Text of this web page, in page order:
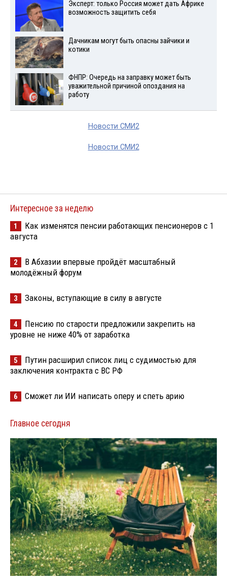
Эксперт: только Россия может дать Африке
возможность защитить себя
Дачникам могут быть опасны зайчики и
котики
ФНПР: Очередь на заправку может быть
уважительной причиной опоздания на
работу
Новости СМИ2
Новости СМИ2
Интересное за неделю
1
Как изменятся пенсии работающих пенсионеров с 1
августа
2
В Абхазии впервые пройдёт масштабный
молодёжный форум
3 Законы, вступающие в силу в августе
4
Пенсию по старости предложили закрепить на
уровне не ниже 40% от заработка
5
Путин расширил список лиц с судимостью для
заключения контракта с ВС РФ
6 Сможет ли ИИ написать оперу и спеть арию
Главное сегодня